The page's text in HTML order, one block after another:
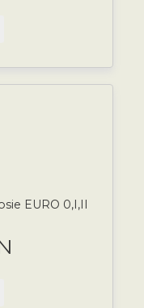
EURO 0,I,II